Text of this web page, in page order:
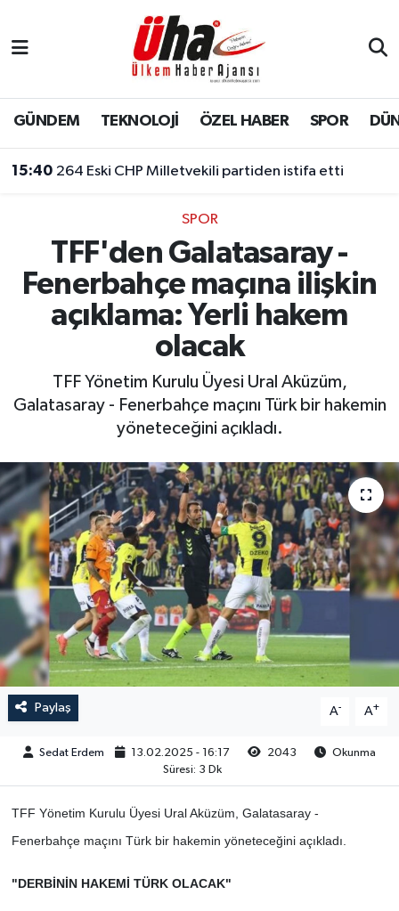
GÜNDEM TEKNOLOJİ ÖZEL HABER SPOR
15:40 264 Eski CHP Milletvekili partiden istifa etti
SPOR
TFF'den Galatasaray -
Fenerbahçe maçına ilişkin
açıklama: Yerli hakem
olacak
TFF Yönetim Kurulu Üyesi Ural Aküzüm,
Galatasaray - Fenerbahçe maçını Türk bir hakemin
yöneteceğini açıkladı.
Paylaş A- A+
Sedat Erdem 13.02.2025 - 16:17 2043
Okunma
Süresi: 3 Dk
TFF Yönetim Kurulu Üyesi Ural Aküzüm, Galatasaray -
Fenerbahçe maçını Türk bir hakemin yöneteceğini açıkladı.
"DERBİNİN HAKEMİ TÜRK OLACAK"
İstanbul Nöbetçi Eczaneler
İstanbul Hava Durumu
Süper Lig Puan Durumu ve Fikstür
Tüm Manşetler
Son Dakika Haberleri
Haber Arşivi